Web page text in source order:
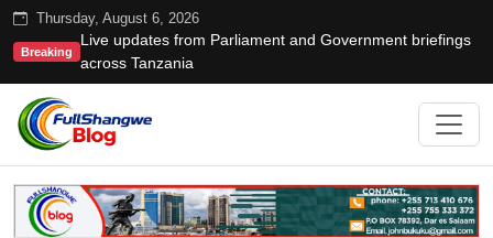
Thursday, August 6, 2026
Breaking
Live updates from Parliament and Government briefings
across Tanzania